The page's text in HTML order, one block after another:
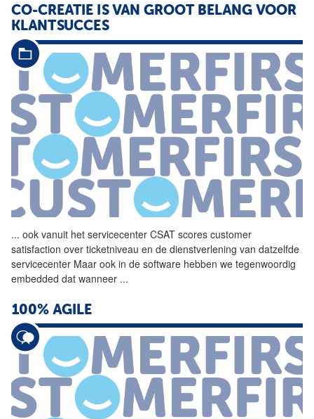
CO-CREATIE IS VAN GROOT BELANG VOOR
KLANTSUCCES
... ook vanuit het servicecenter CSAT scores customer
satisfaction over ticketniveau en de dienstverlening van datzelfde
servicecenter Maar ook in de software hebben we tegenwoordig
embedded dat wanneer ...
100% AGILE